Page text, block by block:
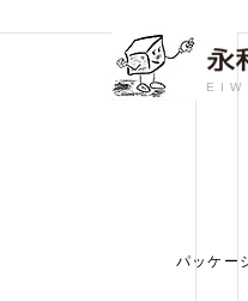
パッケー